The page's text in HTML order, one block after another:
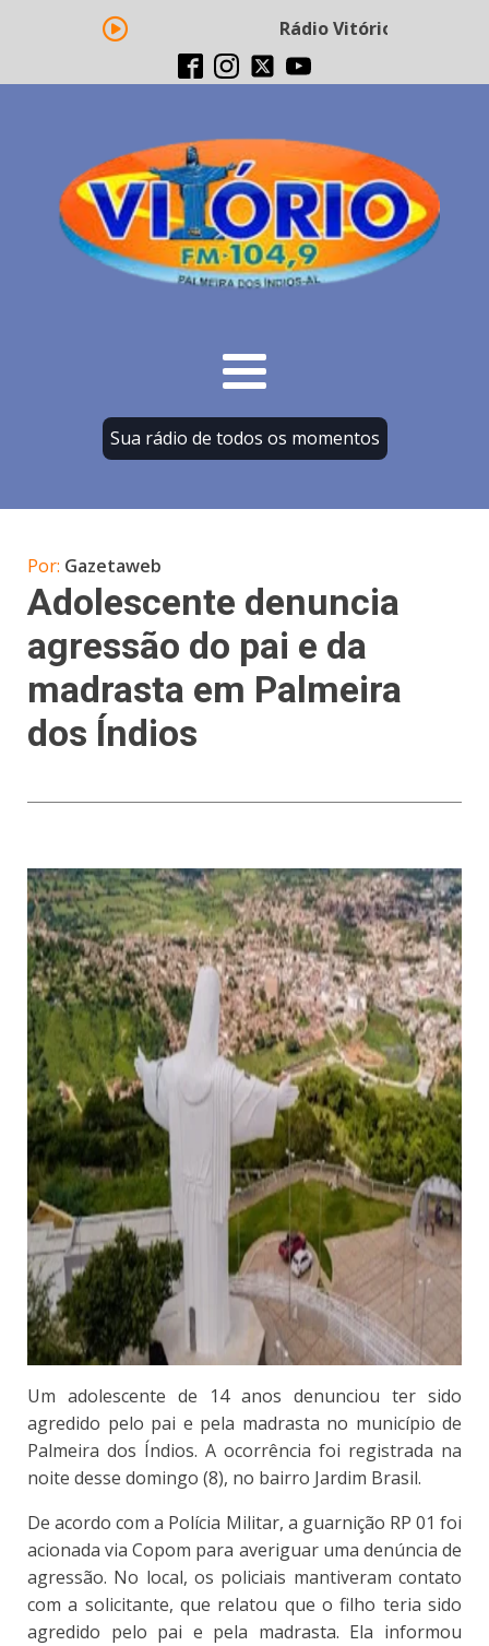
Rádio Vitório FM -
Sua rádio de todos os momentos
Por: Gazetaweb
Adolescente denuncia
agressão do pai e da
madrasta em Palmeira
dos Índios
Um adolescente de 14 anos denunciou ter sido
agredido pelo pai e pela madrasta no município de
Palmeira dos Índios. A ocorrência foi registrada na
noite desse domingo (8), no bairro Jardim Brasil.
De acordo com a Polícia Militar, a guarnição RP 01 foi
acionada via Copom para averiguar uma denúncia de
agressão. No local, os policiais mantiveram contato
com a solicitante, que relatou que o filho teria sido
agredido pelo pai e pela madrasta. Ela informou